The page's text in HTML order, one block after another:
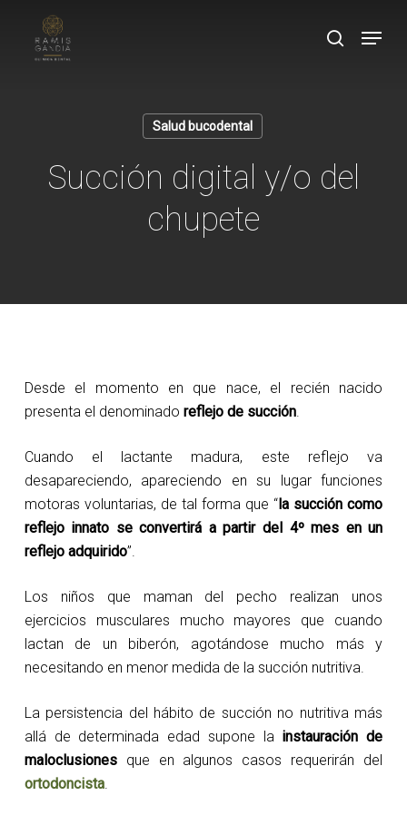
search
Menu
Salud bucodental
Succión digital y/o del
chupete
Desde el momento en que nace, el recién nacido
presenta el denominado reflejo de succión.
Cuando el lactante madura, este reflejo va
desapareciendo, apareciendo en su lugar funciones
motoras voluntarias, de tal forma que “la succión como
reflejo innato se convertirá a partir del 4º mes en un
reflejo adquirido”.
Los niños que maman del pecho realizan unos
ejercicios musculares mucho mayores que cuando
lactan de un biberón, agotándose mucho más y
necesitando en menor medida de la succión nutritiva.
La persistencia del hábito de succión no nutritiva más
allá de determinada edad supone lainstauración de
maloclusionesque en algunos casos requerirán del
ortodoncista.